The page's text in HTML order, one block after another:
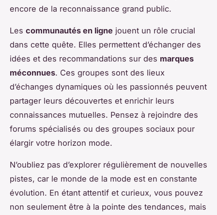
encore de la reconnaissance grand public.
Les communautés en ligne jouent un rôle crucial
dans cette quête. Elles permettent d’échanger des
idées et des recommandations sur des marques
méconnues. Ces groupes sont des lieux
d’échanges dynamiques où les passionnés peuvent
partager leurs découvertes et enrichir leurs
connaissances mutuelles. Pensez à rejoindre des
forums spécialisés ou des groupes sociaux pour
élargir votre horizon mode.
N’oubliez pas d’explorer régulièrement de nouvelles
pistes, car le monde de la mode est en constante
évolution. En étant attentif et curieux, vous pouvez
non seulement être à la pointe des tendances, mais